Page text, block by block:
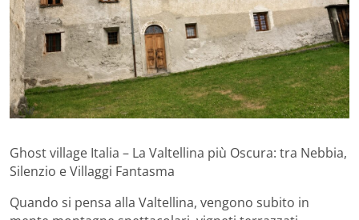
Ghost village Italia – La Valtellina più Oscura: tra Nebbia,
Silenzio e Villaggi Fantasma
Quando si pensa alla Valtellina, vengono subito in